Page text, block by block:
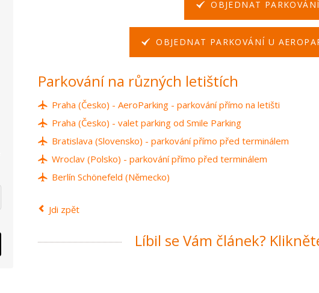
OBJEDNAT
OBJEDNAT PARKOVÁNÍ U
Parkování na různých letištích
Praha (Česko) - AeroParking - parkování přímo na letišti
Praha (Česko) - valet parking od Smile Parking
Bratislava (Slovensko) - parkování přímo před terminálem
Wroclav (Polsko) - parkování přímo před terminálem
Berlín Schönefeld (Německo)
Jdi zpět
Líbil se Vám článek?